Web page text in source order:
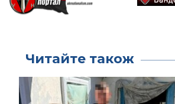
Читайте також